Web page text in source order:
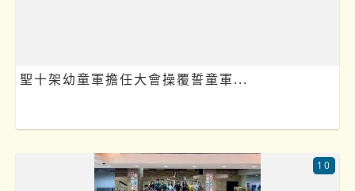
聖十架幼童軍擔任大會操覆誓童軍...
10